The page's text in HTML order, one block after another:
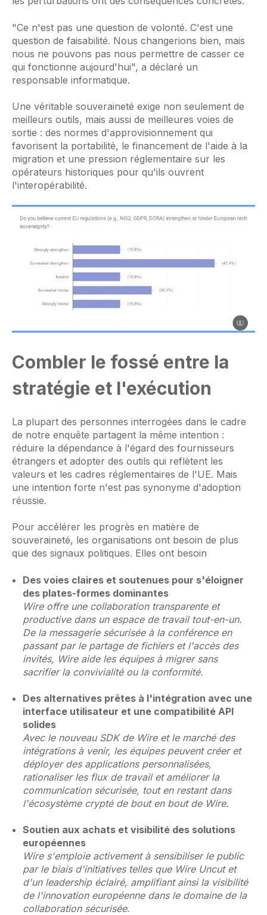
"Ce n'est pas une question de volonté. C'est une
question de faisabilité. Nous changerions bien, mais
nous ne pouvons pas nous permettre de casser ce
qui fonctionne aujourd'hui", a déclaré un
responsable informatique.
Une véritable souveraineté exige non seulement de
meilleurs outils, mais aussi de meilleures voies de
sortie : des normes d'approvisionnement qui
favorisent la portabilité, le financement de l'aide à la
migration et une pression réglementaire sur les
opérateurs historiques pour qu'ils ouvrent
l'interopérabilité.
Combler le fossé entre la
stratégie et l'exécution
La plupart des personnes interrogées dans le cadre
de notre enquête partagent la même intention :
réduire la dépendance à l'égard des fournisseurs
étrangers et adopter des outils qui reflètent les
valeurs et les cadres réglementaires de l'UE. Mais
une intention forte n'est pas synonyme d'adoption
réussie.
Pour accélérer les progrès en matière de
souveraineté, les organisations ont besoin de plus
que des signaux politiques. Elles ont besoin
Des voies claires et soutenues pour s'éloigner
des plates-formes dominantes
Wire offre une collaboration transparente et
productive dans un espace de travail tout-en-un.
De la messagerie sécurisée à la conférence en
passant par le partage de fichiers et l'accès des
invités, Wire aide les équipes à migrer sans
sacrifier la convivialité ou la conformité.
Des alternatives prêtes à l'intégration avec une
interface utilisateur et une compatibilité API
solides
Avec le nouveau SDK de Wire et le marché des
intégrations à venir, les équipes peuvent créer et
déployer des applications personnalisées,
rationaliser les flux de travail et améliorer la
communication sécurisée, tout en restant dans
l'écosystème crypté de bout en bout de Wire.
Soutien aux achats et visibilité des solutions
européennes
Wire s'emploie activement à sensibiliser le public
par le biais d'initiatives telles que Wire Uncut et
d'un leadership éclairé, amplifiant ainsi la visibilité
de l'innovation européenne dans le domaine de la
collaboration sécurisée.